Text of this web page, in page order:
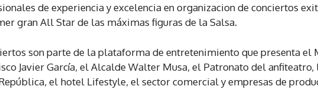
de experiencia y excelencia en organizacion de conciertos
gran All Star de las máximas figuras de la Salsa.
son parte de la plataforma de entretenimiento que presenta el
Javier García, el Alcalde Walter Musa, el Patronato del anfiteatro,
el hotel Lifestyle, el sector comercial y empresas de